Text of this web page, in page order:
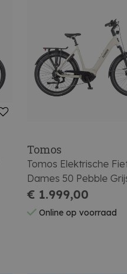
Tomos
Tomos Elektrische
Dames 50 Pebble
€ 1.999,00
Online op voorraad